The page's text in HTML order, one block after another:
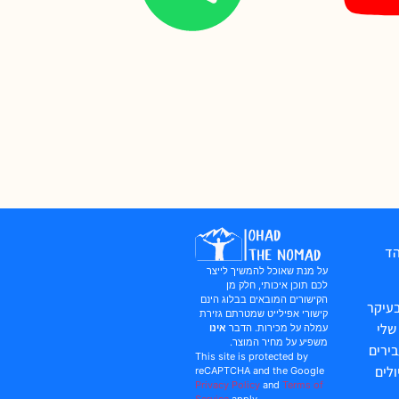
על מנת שאוכל להמשיך לייצר
לכם תוכן איכותי, חלק מן
הקישורים המובאים בבלוג הינם
קישורי אפילייט שמטרתם גזירת
עמלה על מכירות. הדבר אינו
משפיע על מחיר המוצר.
This site is protected by
reCAPTCHA and the Google
Privacy Policyand Terms of